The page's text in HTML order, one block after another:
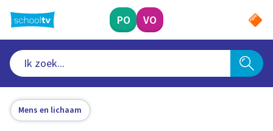
naar
hoofdinhoud
PO VO
Mens en lichaam